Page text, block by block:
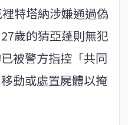
特塔納涉嫌通過偽
歲的猜亞蓬則無犯
被警方指控「共同
動或處置屍體以掩